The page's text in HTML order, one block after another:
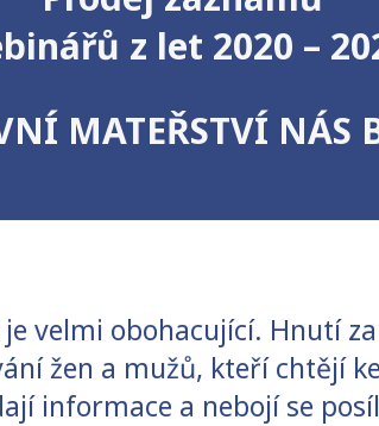
z let 2020 –
MATEŘSTVÍ NÁS
velmi obohacující. Hnutí
žen a mužů, kteří chtějí
informace a nebojí se